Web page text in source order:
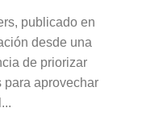
publicado en
desde una
de priorizar
para aprovechar